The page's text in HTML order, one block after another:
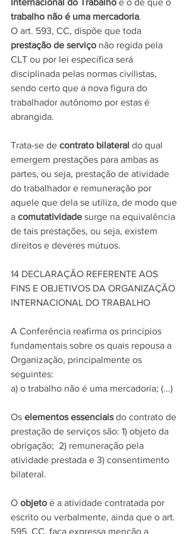
Internacional do Trabalho é o de que o
trabalho não é uma mercadoria.
O art. 593, CC, dispõe que toda
prestação de serviço não regida pela
CLT ou por lei específica será
disciplinada pelas normas civilistas,
sendo certo que a nova figura do
trabalhador autônomo por estas é
abrangida.
Trata-se de contrato bilateral do qual
emergem prestações para ambas as
partes, ou seja, prestação de atividade
do trabalhador e remuneração por
aquele que dela se utiliza, de modo que
a comutatividade surge na equivalência
de tais prestações, ou seja, existem
direitos e deveres mútuos.
14 DECLARAÇÃO REFERENTE AOS
FINS E OBJETIVOS DA ORGANIZAÇÃO
INTERNACIONAL DO TRABALHO
A Conferência reafirma os princípios
fundamentais sobre os quais repousa a
Organização, principalmente os
seguintes:
a) o trabalho não é uma mercadoria; (...)
Os elementos essenciais do contrato de
prestação de serviços são: 1) objeto da
obrigação;  2) remuneração pela
atividade prestada e 3) consentimento
bilateral.
O objeto é a atividade contratada por
escrito ou verbalmente, ainda que o art.
595, CC, faça expressa menção a